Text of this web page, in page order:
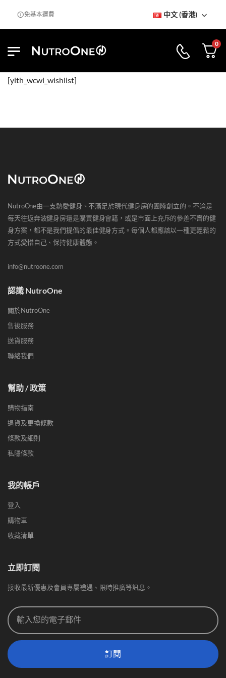
免基本運費 中文 (香港)
0
[yith_wcwl_wishlist]
NutroOne由一支熱愛健身、不滿足於現代健身房的團隊創立的。不論是
每天往返奔波健身房還是購買健身會籍，或是市面上充斥的參差不齊的健
身方案，都不是我們提倡的最佳健身方式。每個人都應該以一種更輕鬆的
方式愛惜自己、保持健康體態。
info@nutroone.com
認識 NutroOne
關於NutroOne
售後服務
送貨服務
聯絡我們
幫助 / 政策
購物指南
退貨及更換條款
條款及細則
私隱條款
我的帳戶
登入
購物車
收藏清單
立即訂閱
接收最新優惠及會員專屬禮遇、限時推廣等訊息。
訂閱